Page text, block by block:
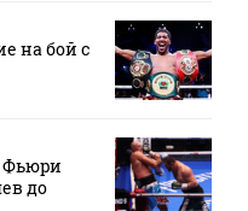
на бой с
Фьюри
до